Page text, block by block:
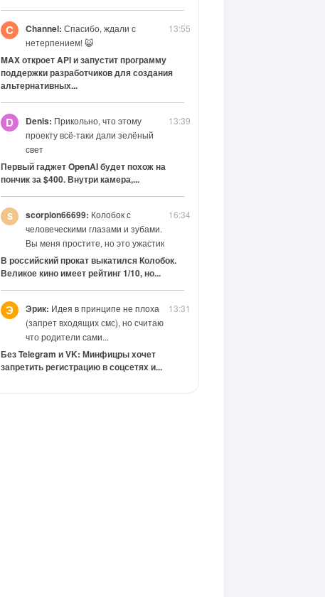
13:55
C Channel: Спасибо, ждали с
нетерпением! 😺
MAX откроет API и запустит программу
поддержки разработчиков для создания
альтернативных...
13:39
D Denis: Прикольно, что этому
проекту всё-таки дали зелёный
свет
Первый гаджет OpenAI будет похож на
пончик за $400. Внутри камера,...
16:34
scorpion66699: Колобок с
человеческими глазами и зубами.
Вы меня простите, но это ужастик
В российский прокат выкатился Колобок.
Великое кино имеет рейтинг 1/10, но...
13:31
Э Эрик: Идея в принципе не плоха
(запрет входящих смс), но считаю
что родители сами...
Без Telegram и VK: Минфицры хочет
запретить регистрацию в соцсетях и...